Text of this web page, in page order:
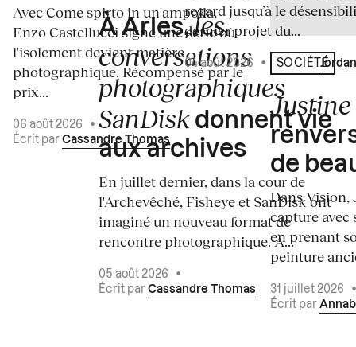
Avec Come spirto in un'ampolla,
Enzo Castellucci signe une série où
l'isolement devient matière
photographique. Récompensé par le
prix...
06 août 2026
•
Écrit par Cassandre Thomas
À Arles,les
conversations
photographiques
SanDisk donnent vie
aux archives
En juillet dernier, dans la cour de
l'Archevêché, Fisheye et SanDisk ont
imaginé un nouveau format de
rencontre photographique. À...
05 août 2026
•
Écrit par Cassandre Thomas
regard jusqu’à le
dernier projet du...
04 août 2026 • Écrit par
SOCIÉTÉ
de
Dans
capture avec
en prenant
peinture
31 juillet 2026
Écrit par